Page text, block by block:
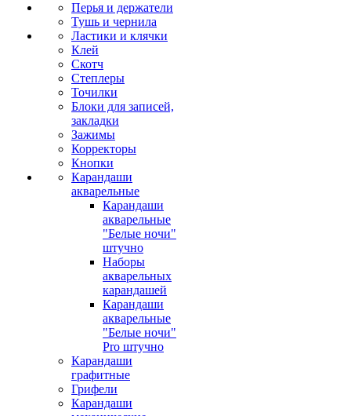
Перья и держатели
Тушь и чернила
Ластики и клячки
Клей
Скотч
Степлеры
Точилки
Блоки для записей,
закладки
Зажимы
Корректоры
Кнопки
Карандаши
акварельные
Карандаши
акварельные
"Белые ночи"
штучно
Наборы
акварельных
карандашей
Карандаши
акварельные
"Белые ночи"
Pro штучно
Карандаши
графитные
Грифели
Карандаши